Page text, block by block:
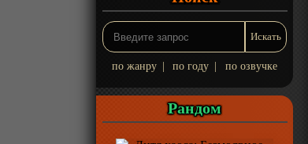
по жанру по году по озвучке
Рандом